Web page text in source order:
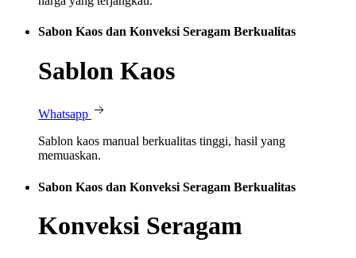
Sabon Kaos dan Konveksi Seragam Berkualitas
Sablon Kaos
Whatsapp
Sablon kaos manual berkualitas tinggi, hasil yang
memuaskan.
Sabon Kaos dan Konveksi Seragam Berkualitas
Konveksi Seragam